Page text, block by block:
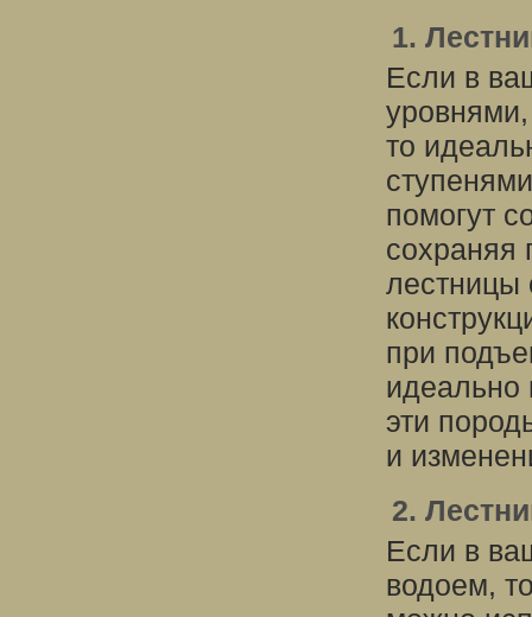
1.
Если в
то
помогут
сохраняя
лестницы
при
идеально
эти
и
2.
Если в
водоем,